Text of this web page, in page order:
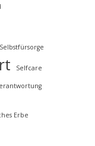
Selbstfürsorge
Selfcare
Erbe